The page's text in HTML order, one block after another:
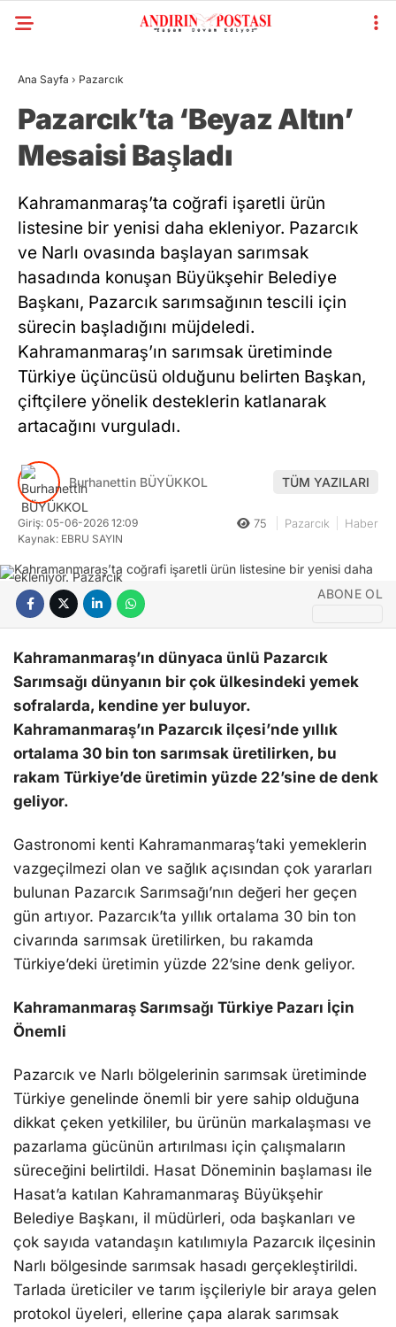
WhatsApp
İhbar Hattı
Instagram
KAHRAMANMARAŞ
SIYASET
EKONOMI
YAYINLAR
SPOR
RESMI İLANLAR
SANAT EDEBIYAT
HABER ARŞIVI
Ana Sayfa › Pazarcık
Pazarcık’ta ‘Beyaz Altın’
Mesaisi Başladı
Kahramanmaraş’ta coğrafi işaretli ürün
listesine bir yenisi daha ekleniyor. Pazarcık
ve Narlı ovasında başlayan sarımsak
hasadında konuşan Büyükşehir Belediye
Başkanı, Pazarcık sarımsağının tescili için
sürecin başladığını müjdeledi.
Kahramanmaraş’ın sarımsak üretiminde
Türkiye üçüncüsü olduğunu belirten Başkan,
çiftçilere yönelik desteklerin katlanarak
artacağını vurguladı.
Burhanettin BÜYÜKKOL TÜM YAZILARI
Giriş: 05-06-2026 12:09
Kaynak: EBRU SAYIN
75 Pazarcık Haber
ABONE OL
Kahramanmaraş’ın dünyaca ünlü Pazarcık
Sarımsağı dünyanın bir çok ülkesindeki yemek
sofralarda, kendine yer buluyor.
Kahramanmaraş’ın Pazarcık ilçesi’nde yıllık
ortalama 30 bin ton sarımsak üretilirken, bu
rakam Türkiye’de üretimin yüzde 22’sine de denk
geliyor.
Gastronomi kenti Kahramanmaraş’taki yemeklerin
vazgeçilmezi olan ve sağlık açısından çok yararları
bulunan Pazarcık Sarımsağı’nın değeri her geçen
gün artıyor. Pazarcık’ta yıllık ortalama 30 bin ton
civarında sarımsak üretilirken, bu rakamda
Türkiye’deki üretimin yüzde 22’sine denk geliyor.
Kahramanmaraş Sarımsağı Türkiye Pazarı İçin
Önemli
Pazarcık ve Narlı bölgelerinin sarımsak üretiminde
Türkiye genelinde önemli bir yere sahip olduğuna
dikkat çeken yetkililer, bu ürünün markalaşması ve
pazarlama gücünün artırılması için çalışmaların
süreceğini belirtildi. Hasat Döneminin başlaması ile
Hasat’a katılan Kahramanmaraş Büyükşehir
Belediye Başkanı, il müdürleri, oda başkanları ve
çok sayıda vatandaşın katılımıyla Pazarcık ilçesinin
Narlı bölgesinde sarımsak hasadı gerçekleştirildi.
Tarlada üreticiler ve tarım işçileriyle bir araya gelen
protokol üyeleri, ellerine çapa alarak sarımsak